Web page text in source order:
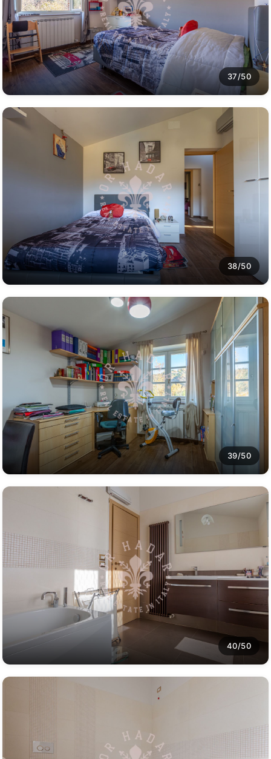
37/50
38/50
39/50
40/50